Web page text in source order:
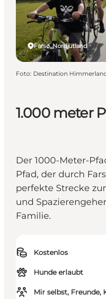
Reiseplanung
Praktische
1.000 meter
Der 1000-Meter-
Pfad, der durch
perfekte Strecke
und
Familie.
Kostenlos
Hunde erlaubt
Mir selbst, Freunde,
Farsø, Nordjütland
Foto: Destination